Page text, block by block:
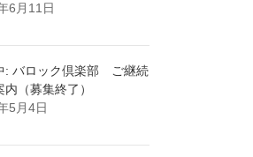
6月11日
: バロック倶楽部 ご継続
内（募集終了）
5月4日